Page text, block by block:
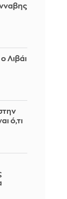
Λιβάι
ό,τι